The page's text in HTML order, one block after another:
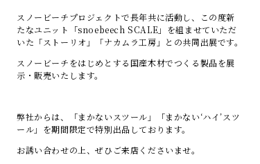
スノービーチプロジェクトで長年共に活動し、この度新
たなユニット「snoebeech SCALE」を組ませていただ
いた「ストーリオ」「ナカムラ工房」との共同出展です。
スノービーチをはじめとする国産木材でつくる製品を展
示・販売いたします。
弊社からは、「まかないスツール」「まかない‘ハイ’スツ
ール」を期間限定で特別出品しております。
お誘い合わせの上、ぜひご来店くださいませ。